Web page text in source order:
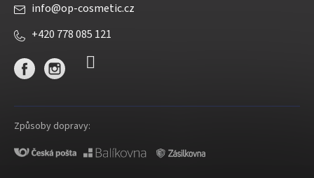
info@op-cosmetic.cz
+420 778 085 121
Způsoby dopravy: